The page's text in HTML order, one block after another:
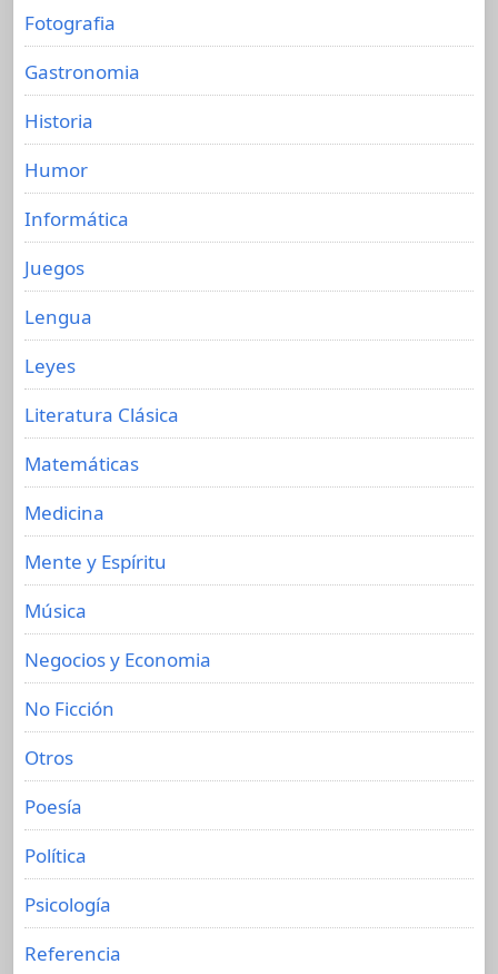
Fotografia
Gastronomia
Historia
Humor
Informática
Juegos
Lengua
Leyes
Literatura Clásica
Matemáticas
Medicina
Mente y Espíritu
Música
Negocios y Economia
No Ficción
Otros
Poesía
Política
Psicología
Referencia